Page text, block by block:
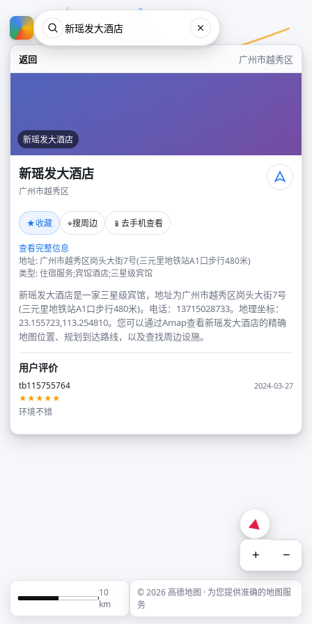
返回 广州市越秀区
新瑶发大酒店
新瑶发大酒店
广州市越秀区
★收藏 ⌖搜周边 📱 去手机查看
查看完整信息
地址: 广州市越秀区岗头大街7号(三元里地铁站A1口步行480米)
类型: 住宿服务;宾馆酒店;三星级宾馆
新瑶发大酒店是一家三星级宾馆，地址为广州市越秀区岗头大街7号
(三元里地铁站A1口步行480米)。电话：13715028733。地理坐标：
23.155723,113.254810。您可以通过Amap查看新瑶发大酒店的精确
地图位置、规划到达路线，以及查找周边设施。
用户评价
tb115755764
2024-03-27
★★★★★
环境不错
+ −
10
km
© 2026 高德地图 · 为您提供准确的地图服
务